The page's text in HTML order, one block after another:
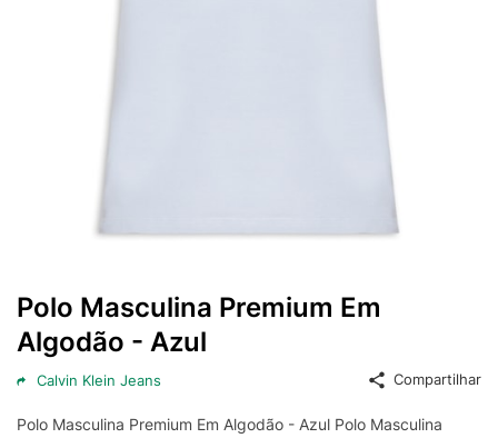
Polo Masculina Premium Em
Algodão - Azul
Calvin Klein Jeans Compartilhar
Polo Masculina Premium Em Algodão - Azul Polo Masculina